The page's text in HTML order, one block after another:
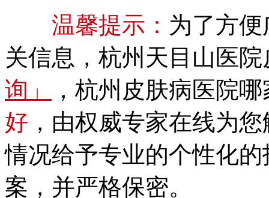
温馨提示： 为了方
关信息，杭州天目山医
询」
，杭州皮肤病医院
好 ，由权威专家在线为
情况给予专业的个性化
案，并严格保密。